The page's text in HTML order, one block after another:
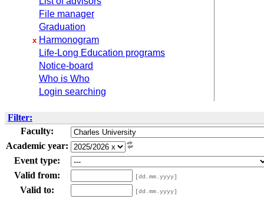
File manager
Graduation
x Harmonogram
Life-Long Education programs
Notice-board
Who is Who
Login searching
Filter:
Faculty:
Academic year:
Event type:
Valid from:
[dd.mm.yyyy]
Valid to: [dd.mm.yyyy]